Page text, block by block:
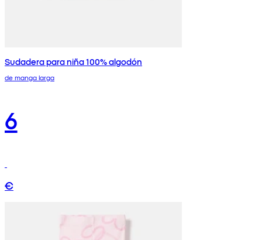
Sudadera para niña 100% algodón
de manga larga
6
€